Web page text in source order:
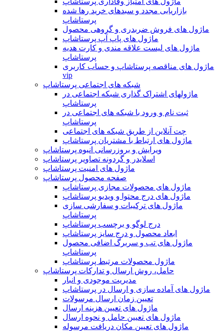
بازاریابی مجدد و سبدهای خرید رها شده
پرستاشاپ
ماژول های فروش ضربدری و گروهی محصول
ماژول های پاپ آپ پرستاشاپ
ماژول های لیست علاقه مندی و کارت هدیه
پرستاشاپ
ماژول های مناقصه پرستاشاپ و حساب کاربری
vip
شبکه های اجتماعی پرستاشاپ
ماژولهای اشتراک‌ گذاری شبکه اجتماعی در
پرستاشاپ
ثبت نام و ورود با شبکه های اجتماعی در
پرستاشاپ
چت آنلاین از طریق شبکه های اجتماعی
ماژول های ارتباط با مشتریان پرستاشاپ
ویرایش و بروزرسانی انبوه پرستاشاپ
اسلایدر و گردونه تصاویر پرستاشاپ
ماژول های امنیت پرستاشاپ
صفحه محصول پرستاشاپ
ماژول های محصولات مجازی پرستاشاپ
ماژول های درج محتوا و ویدیو پرستاشاپ
ماژول های ترکیبات و سفارشی سازی
پرستاشاپ
درج لوگو و برچسب پرستاشاپ
ابعاد محصول و درج سایز پرستاشاپ
ماژول های تب و سربرگ اضافی محصول
پرستاشاپ
ماژول محصولات مرتبط پرستاشاپ
حامل، روش ارسال و تدارکات پرستاشاپ
مدیریت موجودی و انبار
ماژول های آماده سازی و ارسال در پرستاشاپ
تعیین زمان ارسال مرسولات
ماژول های تعیین هزینه ارسال
ماژول های تعیین حامل و نحوه ارسال
ماژول های تعیین مکان دریافت مرسوله